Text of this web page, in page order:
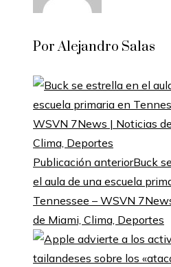
Por Alejandro Salas
Publicación anteriorBuck
el aula de una escuela
Tennessee – WSVN
de Miami, Clima, Deportes